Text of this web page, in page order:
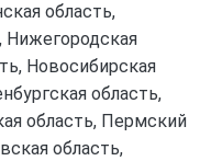
область,
Нижегородская
Новосибирская
область,
область, Пермский
область,